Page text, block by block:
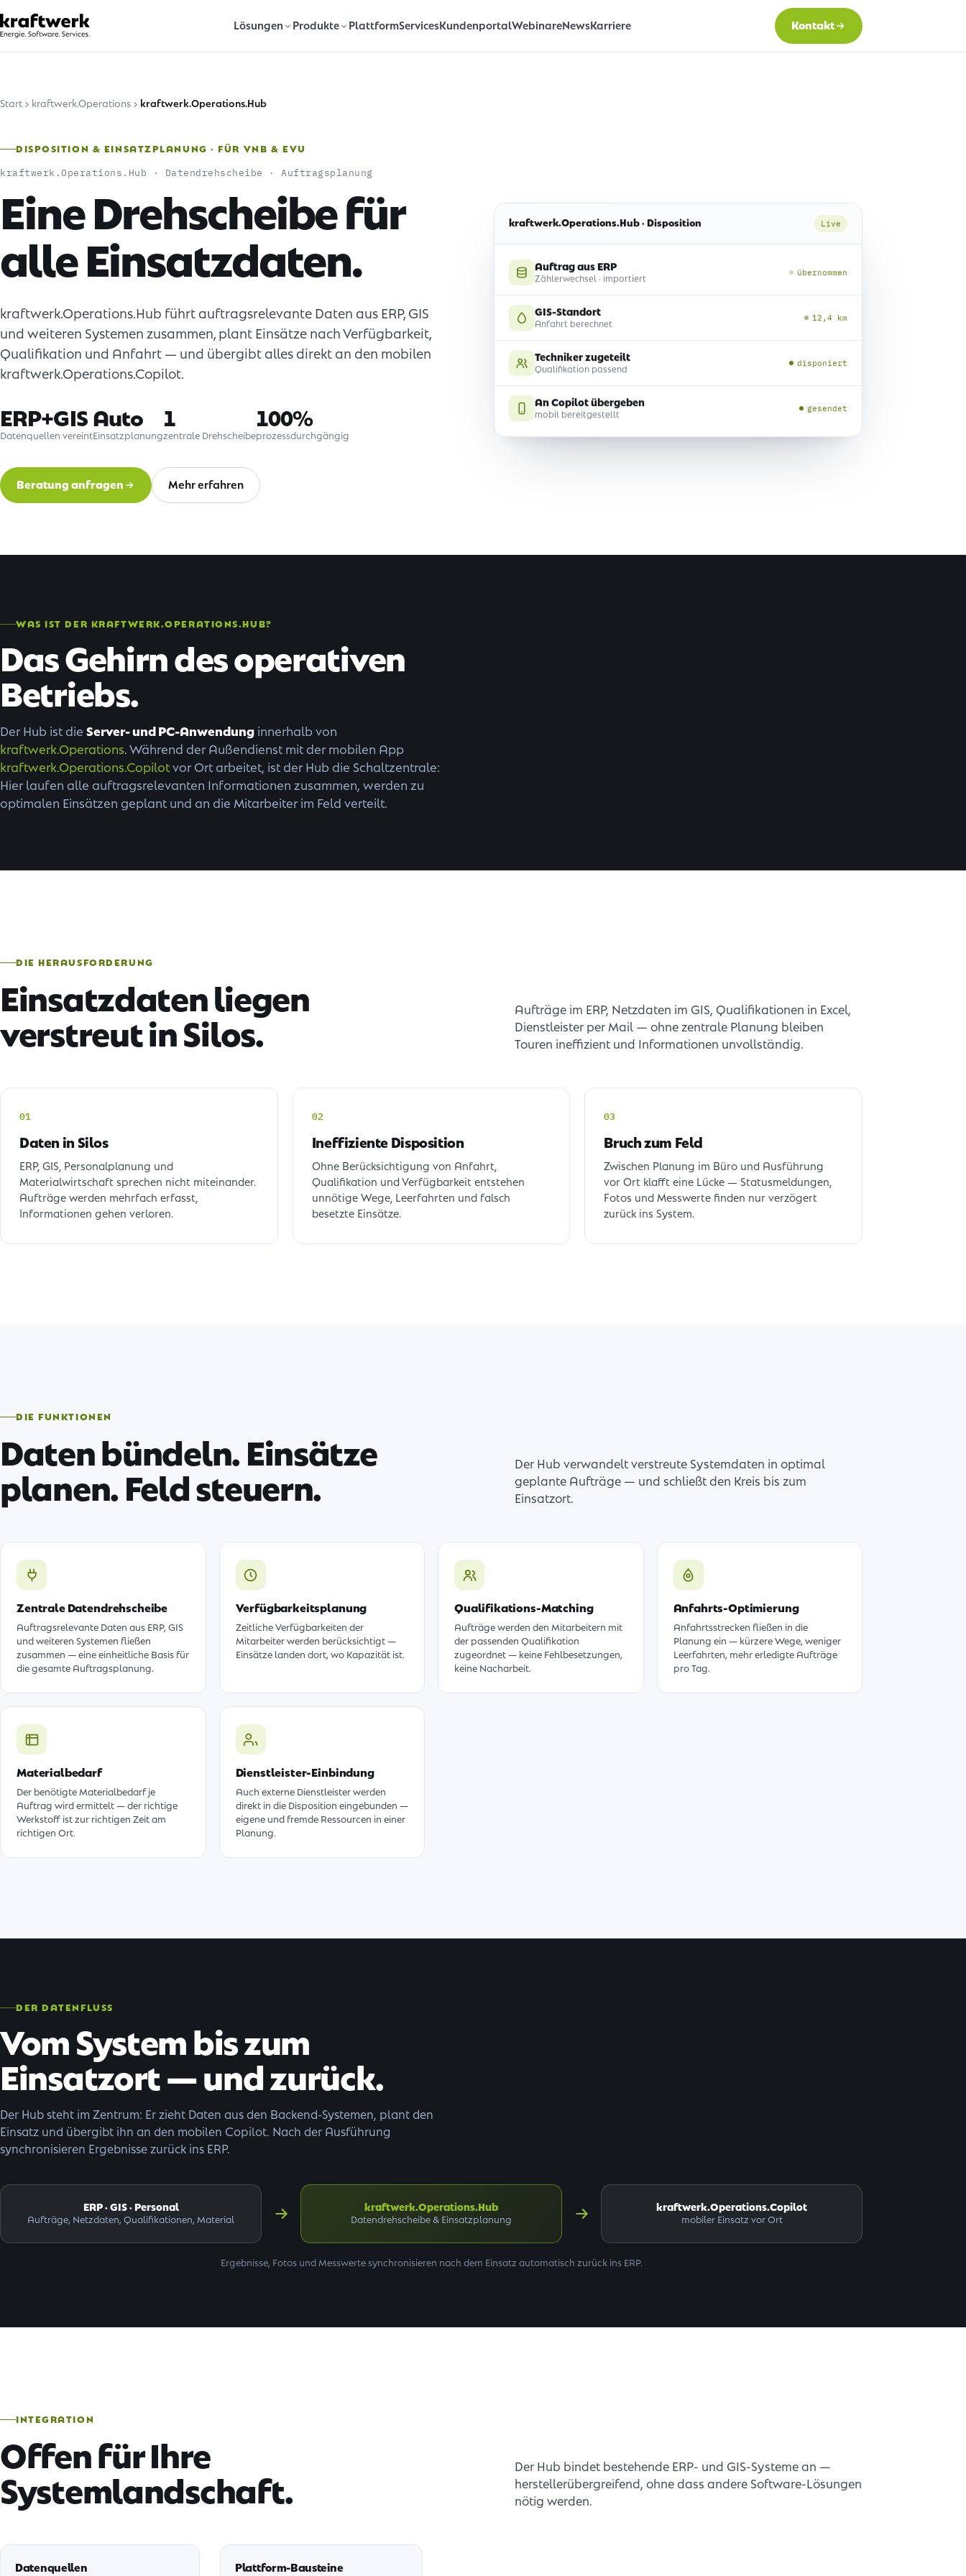
Lösungen Produkte PlattformServicesKundenportalWebinareNewsKarriere Kontakt
Start kraftwerk.Operations kraftwerk.Operations. Hub
DISPOSITION & EINSATZPLANUNG · FÜR VNB & EVU
kraftwerk.Operations.Hub · Datendrehscheibe · Auftragsplanung
Eine Drehscheibe für
alle Einsatzdaten.
kraftwerk.Operations.Hub führt auftragsrelevante Daten aus ERP, GIS
und weiteren Systemen zusammen, plant Einsätze nach Verfügbarkeit,
Qualifikation und Anfahrt — und übergibt alles direkt an den mobilen
kraftwerk.Operations.Copilot.
ERP+GIS
Datenquellen vereint
Auto
Einsatzplanung
1
zentrale Drehscheibe
100%
prozessdurchgängig
Beratung anfragen Mehr erfahren
kraftwerk.Operations.Hub · Disposition Live
Auftrag aus ERP
Zählerwechsel · importiert
übernommen
GIS-Standort
Anfahrt berechnet
12,4 km
Techniker zugeteilt
Qualifikation passend
disponiert
An Copilot übergeben
mobil bereitgestellt
gesendet
WAS IST DER KRAFTWERK.OPERATIONS.HUB?
Das Gehirn des operativen
Betriebs.
Der Hub ist die Server- und PC-Anwendung innerhalb von
kraftwerk.Operations. Während der Außendienst mit der mobilen App
kraftwerk.Operations.Copilot vor Ort arbeitet, ist der Hub die Schaltzentrale:
Hier laufen alle auftragsrelevanten Informationen zusammen, werden zu
optimalen Einsätzen geplant und an die Mitarbeiter im Feld verteilt.
DIE HERAUSFORDERUNG
Einsatzdaten liegen
verstreut in Silos.
Aufträge im ERP, Netzdaten im GIS, Qualifikationen in Excel,
Dienstleister per Mail — ohne zentrale Planung bleiben
Touren ineffizient und Informationen unvollständig.
01
Daten in Silos
ERP, GIS, Personalplanung und
Materialwirtschaft sprechen nicht miteinander.
Aufträge werden mehrfach erfasst,
Informationen gehen verloren.
02
Ineffiziente Disposition
Ohne Berücksichtigung von Anfahrt,
Qualifikation und Verfügbarkeit entstehen
unnötige Wege, Leerfahrten und falsch
besetzte Einsätze.
03
Bruch zum Feld
Zwischen Planung im Büro und Ausführung
vor Ort klafft eine Lücke — Statusmeldungen,
Fotos und Messwerte finden nur verzögert
zurück ins System.
DIE FUNKTIONEN
Daten bündeln. Einsätze
planen. Feld steuern.
Der Hub verwandelt verstreute Systemdaten in optimal
geplante Aufträge — und schließt den Kreis bis zum
Einsatzort.
Zentrale Datendrehscheibe
Auftragsrelevante Daten aus ERP, GIS
und weiteren Systemen fließen
zusammen — eine einheitliche Basis für
die gesamte Auftragsplanung.
Verfügbarkeitsplanung
Zeitliche Verfügbarkeiten der
Mitarbeiter werden berücksichtigt —
Einsätze landen dort, wo Kapazität ist.
Qualifikations-Matching
Aufträge werden den Mitarbeitern mit
der passenden Qualifikation
zugeordnet — keine Fehlbesetzungen,
keine Nacharbeit.
Anfahrts-Optimierung
Anfahrtsstrecken fließen in die
Planung ein — kürzere Wege, weniger
Leerfahrten, mehr erledigte Aufträge
pro Tag.
Materialbedarf
Der benötigte Materialbedarf je
Auftrag wird ermittelt — der richtige
Werkstoff ist zur richtigen Zeit am
richtigen Ort.
Dienstleister-Einbindung
Auch externe Dienstleister werden
direkt in die Disposition eingebunden —
eigene und fremde Ressourcen in einer
Planung.
DER DATENFLUSS
Vom System bis zum
Einsatzort — und zurück.
Der Hub steht im Zentrum: Er zieht Daten aus den Backend-Systemen, plant den
Einsatz und übergibt ihn an den mobilen Copilot. Nach der Ausführung
synchronisieren Ergebnisse zurück ins ERP.
ERP · GIS · Personal
Aufträge, Netzdaten, Qualifikationen, Material
kraftwerk.Operations.Hub
Datendrehscheibe & Einsatzplanung
kraftwerk.Operations.Copilot
mobiler Einsatz vor Ort
Ergebnisse, Fotos und Messwerte synchronisieren nach dem Einsatz automatisch zurück ins ERP.
INTEGRATION
Offen für Ihre
Systemlandschaft.
Der Hub bindet bestehende ERP- und GIS-Systeme an —
herstellerübergreifend, ohne dass andere Software-Lösungen
nötig werden.
Datenquellen Plattform-Bausteine